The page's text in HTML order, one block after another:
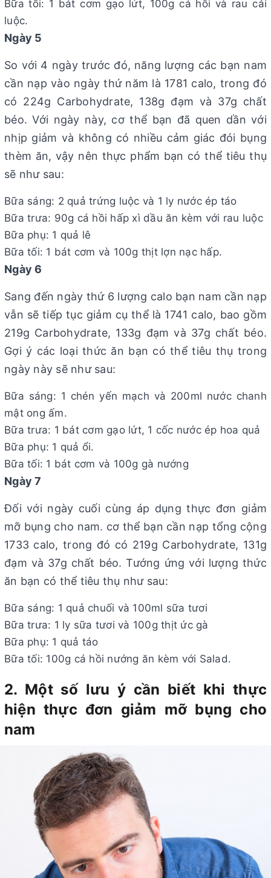
Bữa tối: 1 bát cơm gạo lứt, 100g cá hồi và rau cải
luộc.
Ngày 5
So với 4 ngày trước đó, năng lượng các bạn nam
cần nạp vào ngày thứ năm là 1781 calo, trong đó
có 224g Carbohydrate, 138g đạm và 37g chất
béo. Với ngày này, cơ thể bạn đã quen dần với
nhịp giảm và không có nhiều cảm giác đói bụng
thèm ăn, vậy nên thực phẩm bạn có thể tiêu thụ
sẽ như sau:
Bữa sáng: 2 quả trứng luộc và 1 ly nước ép táo
Bữa trưa: 90g cá hồi hấp xì dầu ăn kèm với rau luộc
Bữa phụ: 1 quả lê
Bữa tối: 1 bát cơm và 100g thịt lợn nạc hấp.
Ngày 6
Sang đến ngày thứ 6 lượng calo bạn nam cần nạp
vẫn sẽ tiếp tục giảm cụ thể là 1741 calo, bao gồm
219g Carbohydrate, 133g đạm và 37g chất béo.
Gợi ý các loại thức ăn bạn có thể tiêu thụ trong
ngày này sẽ như sau:
Bữa sáng: 1 chén yến mạch và 200ml nước chanh
mật ong ấm.
Bữa trưa: 1 bát cơm gạo lứt, 1 cốc nước ép hoa quả
Bữa phụ: 1 quả ổi.
Bữa tối: 1 bát cơm và 100g gà nướng
Ngày 7
Đối với ngày cuối cùng áp dụng thực đơn giảm
mỡ bụng cho nam. cơ thể bạn cần nạp tổng cộng
1733 calo, trong đó có 219g Carbohydrate, 131g
đạm và 37g chất béo. Tướng ứng với lượng thức
ăn bạn có thể tiêu thụ như sau:
Bữa sáng: 1 quả chuối và 100ml sữa tươi
Bữa trưa: 1 ly sữa tươi và 100g thịt ức gà
Bữa phụ: 1 quả táo
Bữa tối: 100g cá hồi nướng ăn kèm với Salad.
2. Một số lưu ý cần biết khi thực
hiện thực đơn giảm mỡ bụng cho
nam